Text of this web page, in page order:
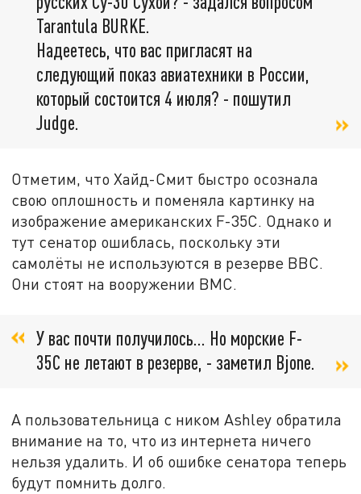
Tarantula BURKE.
Надеетесь, что вас пригласят на
следующий показ авиатехники в России,
который состоится 4 июля? - пошутил
Judge.
Отметим, что Хайд-Смит быстро осознала
свою оплошность и поменяла картинку на
изображение американских F-35С. Однако и
тут сенатор ошиблась, поскольку эти
самолёты не используются в резерве ВВС.
Они стоят на вооружении ВМС.
У вас почти получилось… Но морские F-
35C не летают в резерве, - заметил Bjone.
А пользовательница с ником Ashley обратила
внимание на то, что из интернета ничего
нельзя удалить. И об ошибке сенатора теперь
будут помнить долго.